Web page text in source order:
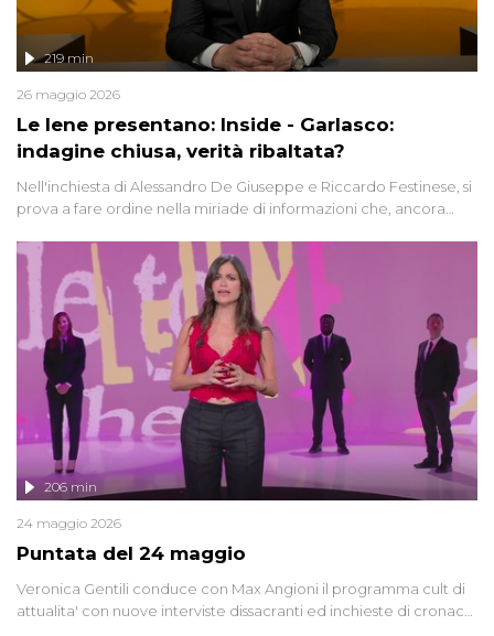
Le Iene presentano: Inside - Garlasco:
indagine chiusa, verità ribaltata?
219 min
26 maggio 2026
Nell'inchiesta di Alessandro De Giuseppe e Riccardo Festinese, si
prova a fare ordine nella miriade di informazioni che, ancora
giudiziarie più discusse degli ultimi anni. Lo speciale ricostruisce la
vicenda mettendo in fila testimonianze, errori, dettagli
controversi e i protagonisti di un'indagine che sembra non avere
fine.
Puntata del 24 maggio
206 min
24 maggio 2026
Veronica Gentili conduce con Max Angioni il programma cult di
attualita' con nuove interviste dissacranti ed inchieste di cronaca